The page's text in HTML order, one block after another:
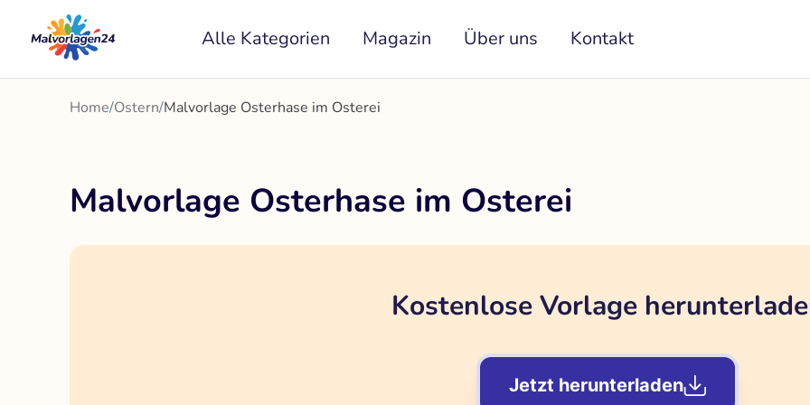
Inhalt
springen
Alle Kategorien Magazin Über uns Kontakt
Home/Ostern/Malvorlage Osterhase im Osterei
Malvorlage Osterhase im Osterei
Kostenlose Vorlage
Jetzt herunterladen